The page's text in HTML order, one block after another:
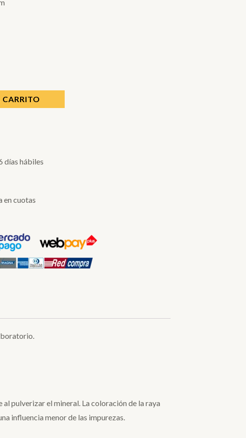
CARRITO
días hábiles
en cuotas
pulverizar el mineral. La coloración de la raya
influencia menor de las impurezas.